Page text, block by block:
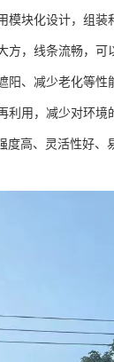
块化设计，组
，线条流畅，可
、减少老化等性
用，减少对环境
度高、灵活性好